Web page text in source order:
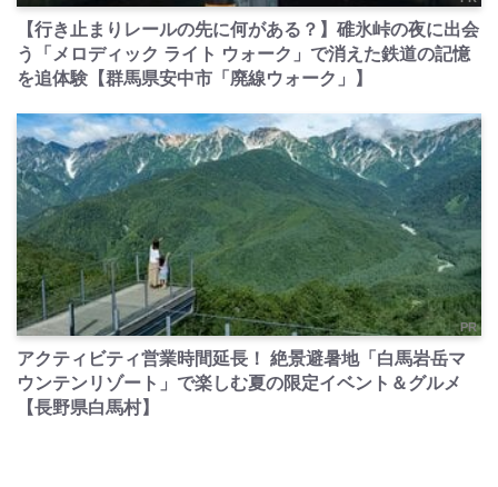
【行き止まりレールの先に何がある？】碓氷峠の夜に出会
う「メロディック ライト ウォーク」で消えた鉄道の記憶
を追体験【群馬県安中市「廃線ウォーク」】
PR
アクティビティ営業時間延長！ 絶景避暑地「白馬岩岳マ
ウンテンリゾート」で楽しむ夏の限定イベント＆グルメ
【長野県白馬村】